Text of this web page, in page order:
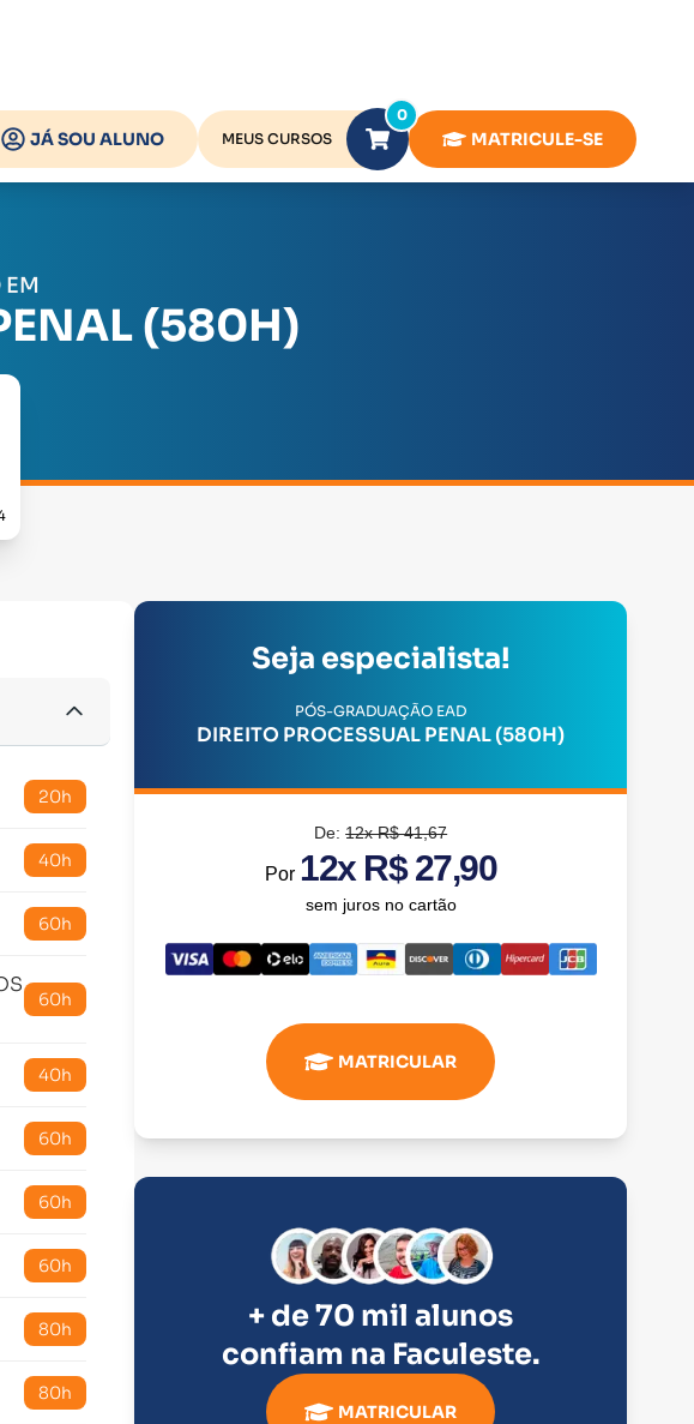
JÁ SOU ALUNO MEUS CURSOS
0
MATRICULE-SE
(580H)
20h
40h
60h
60h
40h
60h
60h
60h
80h
80h
Seja especialista!
PÓS-GRADUAÇÃO EAD
DIREITO PROCESSUAL PENAL (580H)
De:12x R$ 41,67
Por 12x R$ 27,90
sem juros no cartão
MATRICULAR
+ de 70 mil alunos
confiam na Faculeste.
MATRICULAR